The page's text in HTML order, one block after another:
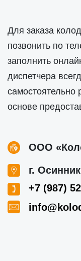
Для заказа
позвонить по
заполнить
диспетчера
самостоятельно
основе
ООО
г.
+7 (987)